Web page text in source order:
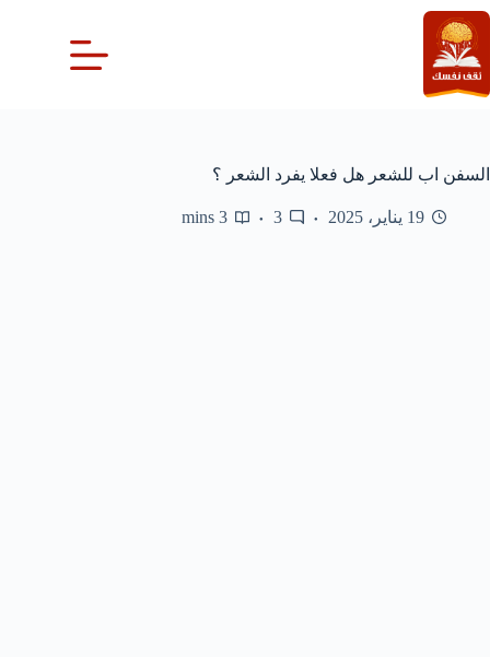
التجاوز
إلى
المحتوى
السفن اب للشعر هل فعلا يفرد الشعر ؟
19 يناير، 2025 3
3 mins